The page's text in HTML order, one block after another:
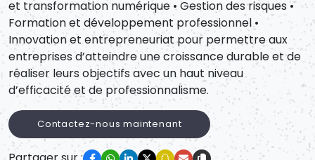
et transformation numérique • Gestion des risques •
Formation et développement professionnel •
Innovation et entrepreneuriat pour permettre aux
entreprises d’atteindre une croissance durable et de
réaliser leurs objectifs avec un haut niveau
d’efficacité et de professionnalisme.
Contactez-nous maintenant